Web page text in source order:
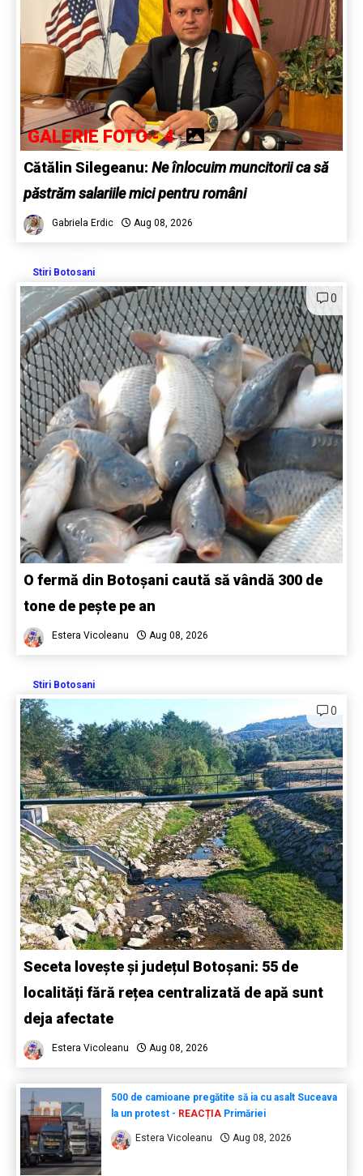
GALERIE FOTO - 4
Cătălin Silegeanu: Ne înlocuim muncitorii ca să
păstrăm salariile mici pentru români
Gabriela Erdic Aug 08, 2026
Stiri Botosani
0
O fermă din Botoșani caută să vândă 300 de
tone de pește pe an
Estera Vicoleanu Aug 08, 2026
Stiri Botosani
0
Seceta lovește și județul Botoșani: 55 de
localități fără rețea centralizată de apă sunt
deja afectate
Estera Vicoleanu Aug 08, 2026
500 de camioane pregătite să ia cu asalt Suceava
la un protest - REACȚIAPrimăriei
Estera Vicoleanu Aug 08, 2026